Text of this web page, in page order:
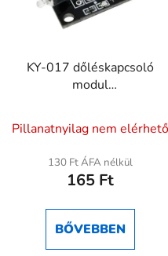
KY-017 dőléskapcsoló
modul
billenésérzékelő
Pillanatnyilag nem elérhető
130 Ft ÁFA nélkül
165 Ft
BŐVEBBEN